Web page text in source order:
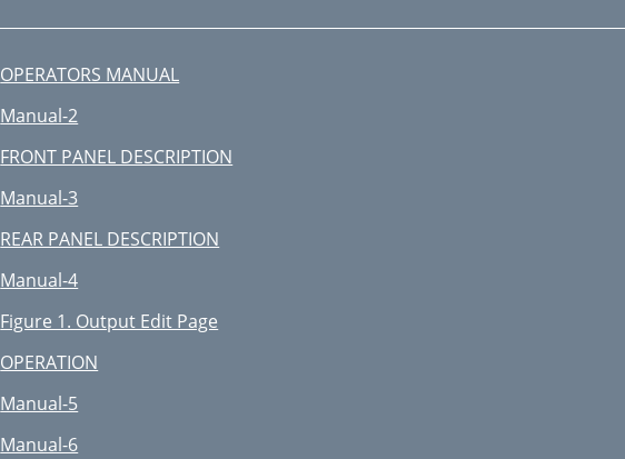
OPERATORS MANUAL
Manual-2
FRONT PANEL DESCRIPTION
Manual-3
REAR PANEL DESCRIPTION
Manual-4
Figure 1. Output Edit Page
OPERATION
Manual-5
Manual-6